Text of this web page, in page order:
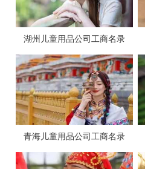
湖州儿童用品公司工商名录
青海儿童用品公司工商名录